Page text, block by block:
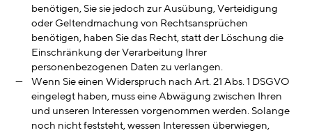
benötigen, Sie sie jedoch zur Ausübung, Verteidigung
oder Geltendmachung von Rechtsansprüchen
benötigen, haben Sie das Recht, statt der Löschung die
Einschränkung der Verarbeitung Ihrer
personenbezogenen Daten zu verlangen.
Wenn Sie einen Widerspruch nach Art. 21 Abs. 1 DSGVO
eingelegt haben, muss eine Abwägung zwischen Ihren
und unseren Interessen vorgenommen werden. Solange
noch nicht feststeht, wessen Interessen überwiegen,